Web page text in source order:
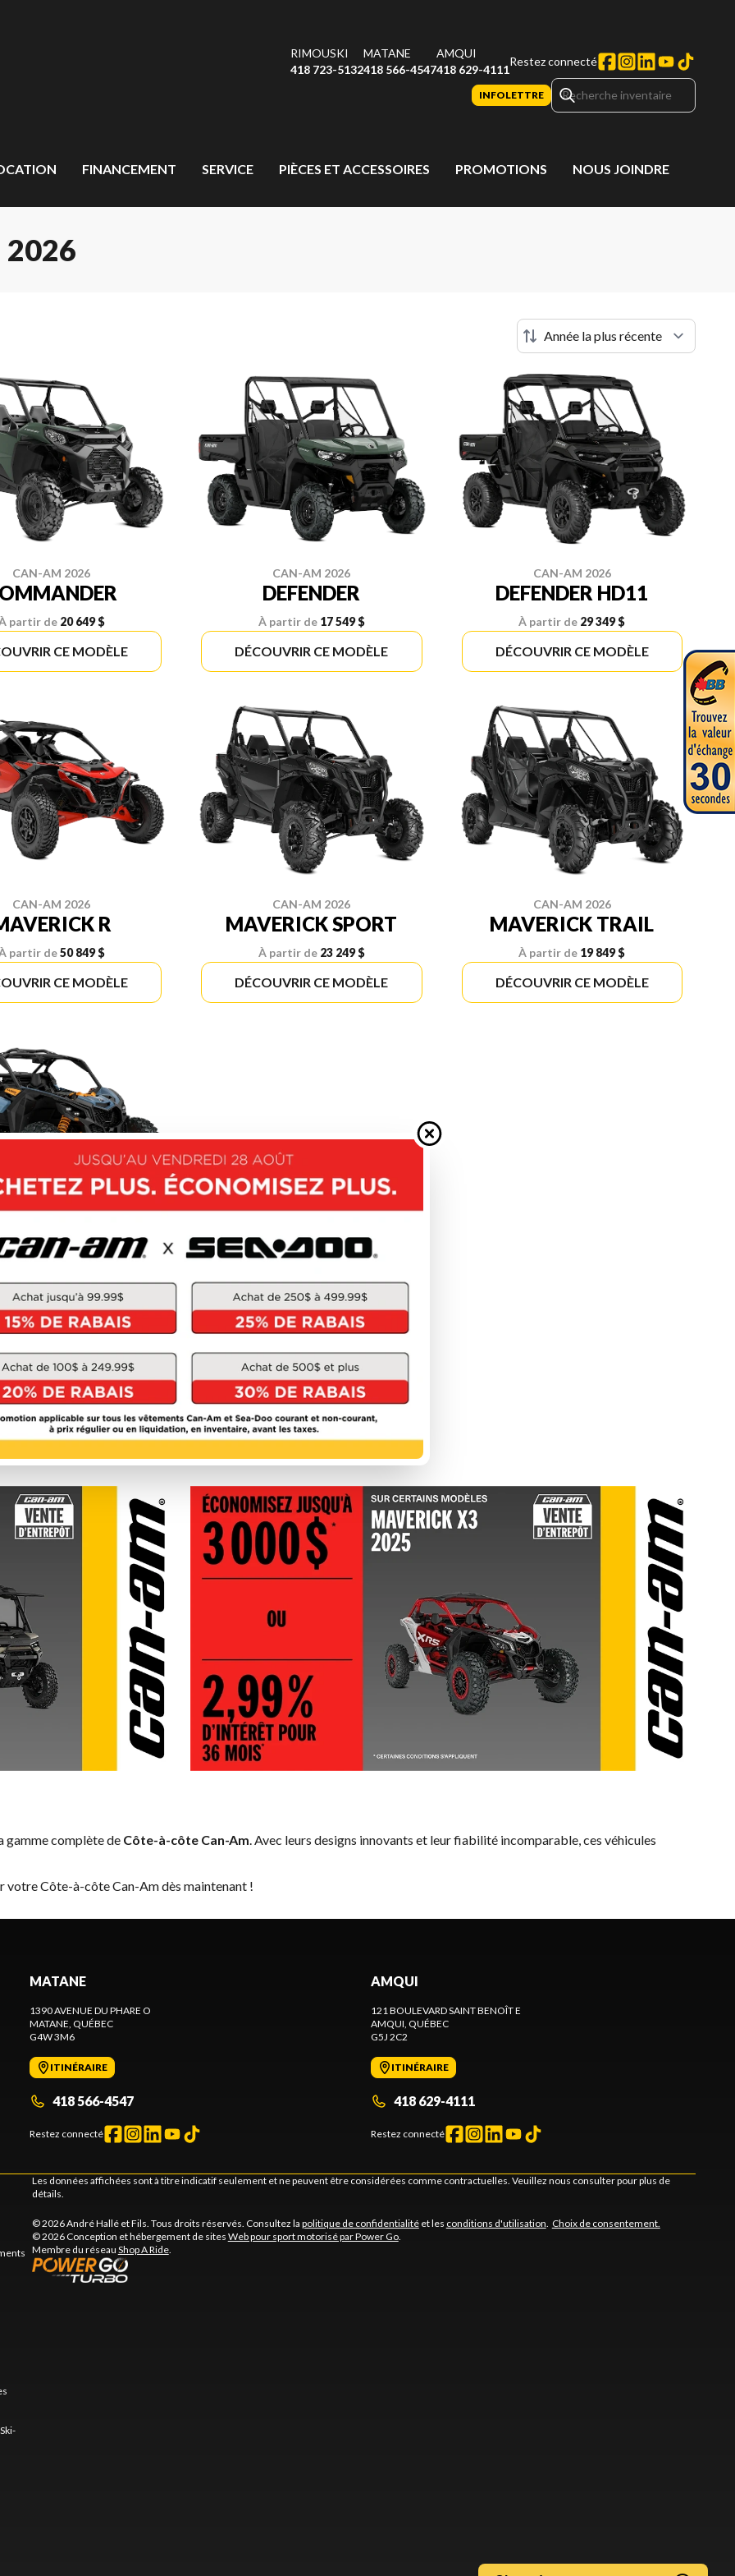
RIMOUSKI
418 723-5132
MATANE
418 566-4547
AMQUI
418 629-4111
Restez connecté
INFOLETTRE
FINANCEMENT SERVICE PIÈCES ET ACCESSOIRES PROMOTIONS NOUS JOINDRE
2026
CAN-AM 2026
partir de 20 649 $
CE MODÈLE
CAN-AM 2026
DEFENDER
À partir de 17 549 $
DÉCOUVRIR CE MODÈLE
CAN-AM 2026
DEFENDER HD11
À partir de 29 349 $
DÉCOUVRIR CE MODÈLE
CAN-AM 2026
R
partir de50 849 $
CE MODÈLE
CAN-AM 2026
MAVERICK SPORT
À partir de 23 249 $
DÉCOUVRIR CE MODÈLE
CAN-AM 2026
MAVERICK TRAIL
À partir de 19 849 $
DÉCOUVRIR CE MODÈLE
CAN-AM 2026
X3
partir de26 749 $
CE MODÈLE
Précédent 1 de 1 Suivant
gamme complète de Côte-à-côte Can-Am . Avec leurs designs innovants et leur fiabilité incomparable, ces véhicules
votre Côte-à-côte Can-Am dès maintenant !
MATANE
1390 AVENUE DU PHARE O
MATANE , QUÉBEC
G4W 3M6
ITINÉRAIRE
418 566-4547
Restez connecté
AMQUI
121 BOULEVARD SAINT BENOÎT E
AMQUI , QUÉBEC
G5J 2C2
ITINÉRAIRE
418 629-4111
Restez connecté
Les données affichées sont à titre indicatif seulement et ne peuvent être considérées comme contractuelles. Veuillez nous consulter pour plus de
détails.
© 2026 André Hallé et Fils. Tous droits réservés. Consultez la politique de confidentialitéet les conditions d'utilisation Choix de consentement.
© 2026 Conception et hébergement de sites Web pour sport motorisé par Power Go.
Membre du réseau Shop A Ride.